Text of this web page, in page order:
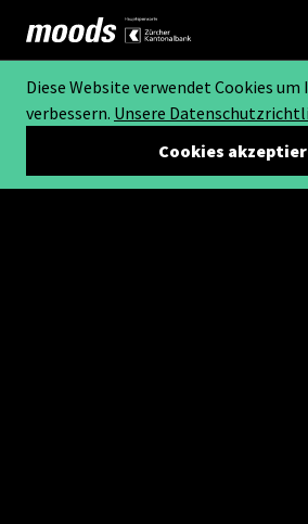
Diese Website verwendet Cookies um
verbessern. Unsere
Cookies